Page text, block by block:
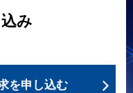
み
を申し込む